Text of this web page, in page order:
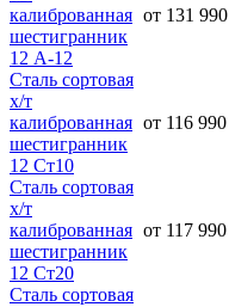
калиброванная
шестигранник
12 А-12
от 131 990
Сталь сортовая
х/т
калиброванная
шестигранник
12 Ст10
от 116 990
Сталь сортовая
х/т
калиброванная
шестигранник
12 Ст20
от 117 990
Сталь сортовая